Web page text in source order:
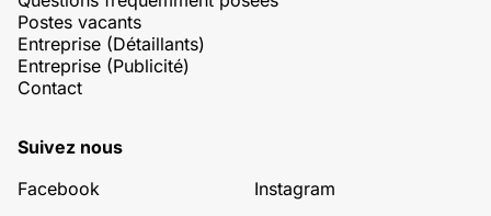
Postes vacants
Entreprise (Détaillants)
Entreprise (Publicité)
Contact
Suivez nous
Facebook
Instagram